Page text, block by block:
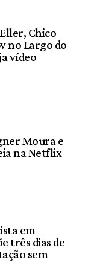
Chico
no Largo do
vídeo
Moura e
na Netflix
em
três dias de
sem